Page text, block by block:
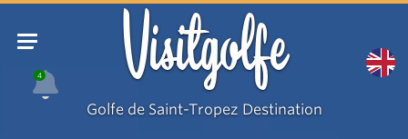
4 Visitgolfe
Golfe de Saint-Tropez Destination